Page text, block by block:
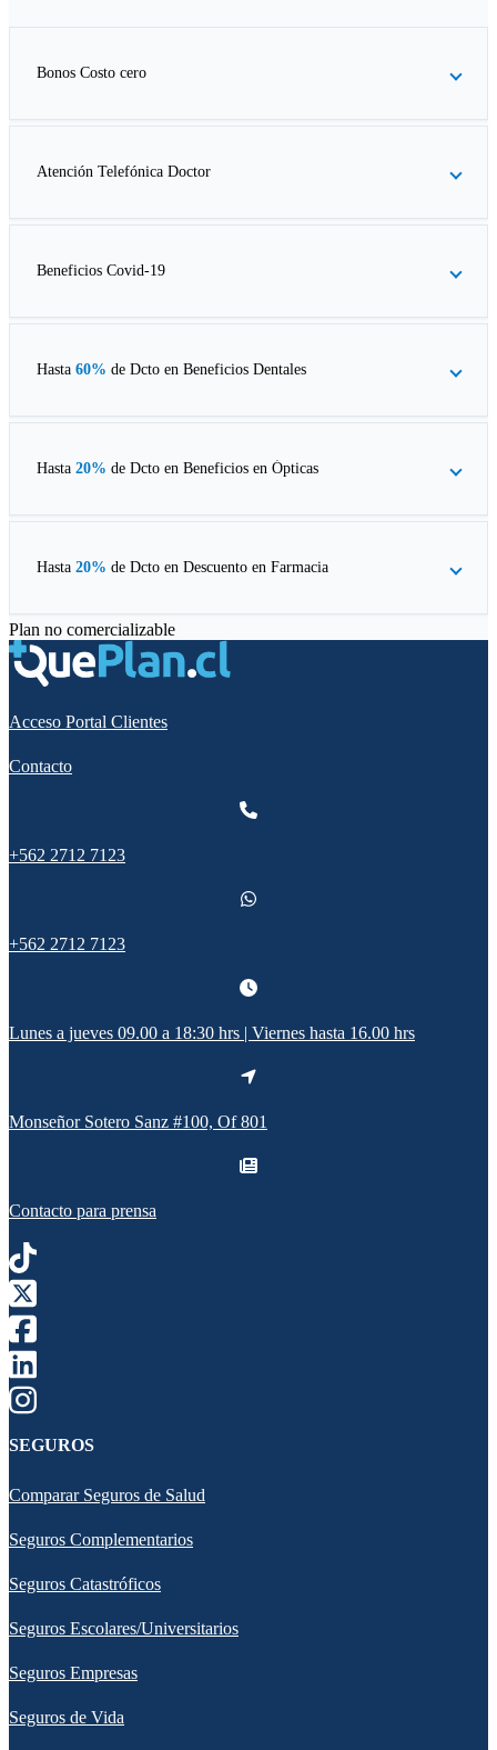
Bonos Costo cero
Atención Telefónica Doctor
Beneficios Covid-19
Hasta 60% de Dcto en Beneficios Dentales
Hasta 20% de Dcto en Beneficios en Ópticas
Hasta 20% de Dcto en Descuento en Farmacia
Plan no comercializable
Acceso Portal Clientes
Contacto
+562 2712 7123
+562 2712 7123
Lunes a jueves 09.00 a 18:30 hrs | Viernes hasta 16.00 hrs
Monseñor Sotero Sanz #100, Of 801
Contacto para prensa
SEGUROS
Comparar Seguros de Salud
Seguros Complementarios
Seguros Catastróficos
Seguros Escolares/Universitarios
Seguros Empresas
Seguros de Vida